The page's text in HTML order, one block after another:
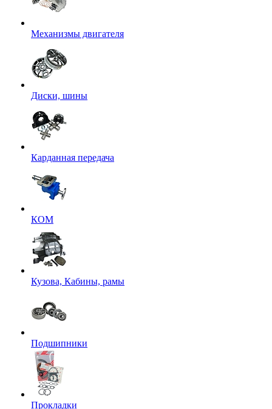
Механизмы двигателя
Диски, шины
Карданная передача
КОМ
Кузова, Кабины, рамы
Подшипники
Прокладки